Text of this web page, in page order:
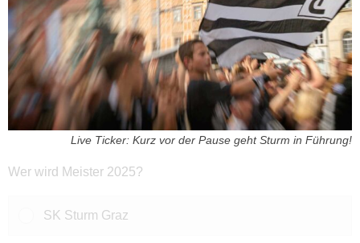
Live Ticker: Kurz vor der Pause geht Sturm in Führung!
Wer wird Meister 2025?
SK Sturm Graz